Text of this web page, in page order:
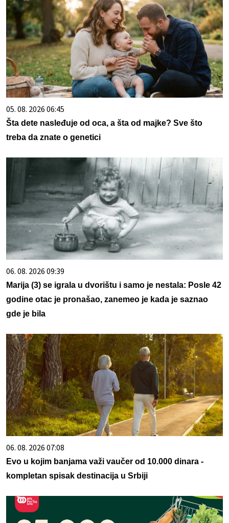
05. 08. 2026 06:45
Šta dete nasleđuje od oca, a šta od majke? Sve što
treba da znate o genetici
06. 08. 2026 09:39
Marija (3) se igrala u dvorištu i samo je nestala: Posle 42
godine otac je pronašao, zanemeo je kada je saznao
gde je bila
06. 08. 2026 07:08
Evo u kojim banjama važi vaučer od 10.000 dinara -
kompletan spisak destinacija u Srbiji